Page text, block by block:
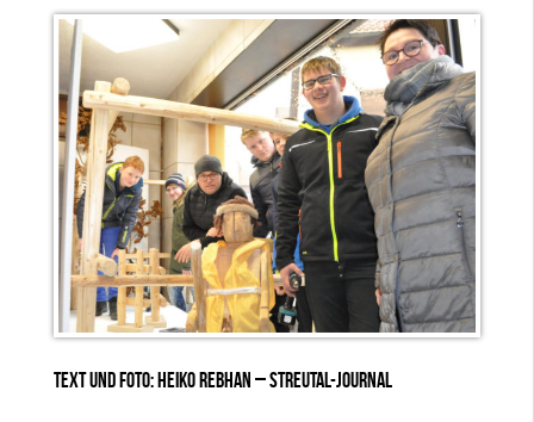
TEXT UND FOTO: HEIKO REBHAN – STREUTAL-JOURNAL